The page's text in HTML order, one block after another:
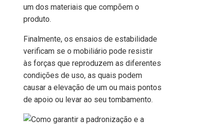
um dos materiais que compõem o
produto.
Finalmente, os ensaios de estabilidade
verificam se o mobiliário pode resistir
às forças que reproduzem as diferentes
condições de uso, as quais podem
causar a elevação de um ou mais pontos
de apoio ou levar ao seu tombamento.